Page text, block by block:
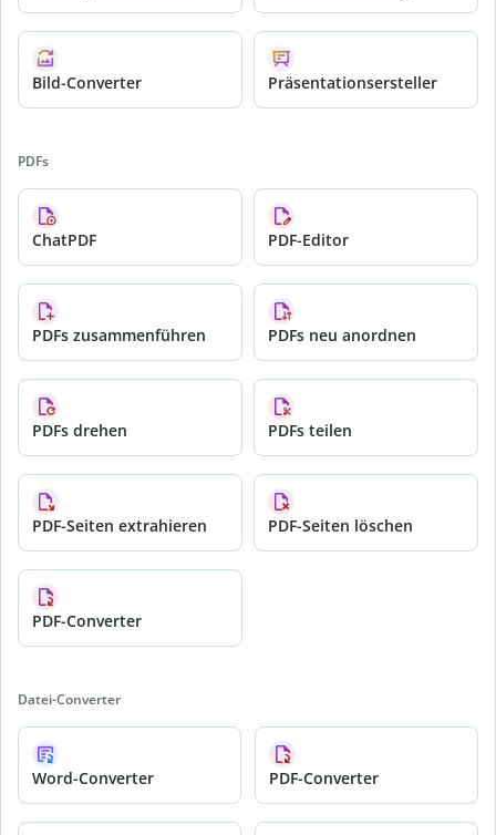
Bild-Converter Präsentationsersteller
PDFs
ChatPDF PDF-Editor
PDFs zusammenführen PDFs neu anordnen
PDFs drehen PDFs teilen
PDF-Seiten extrahieren PDF-Seiten löschen
PDF-Converter
Datei-Converter
Word-Converter PDF-Converter